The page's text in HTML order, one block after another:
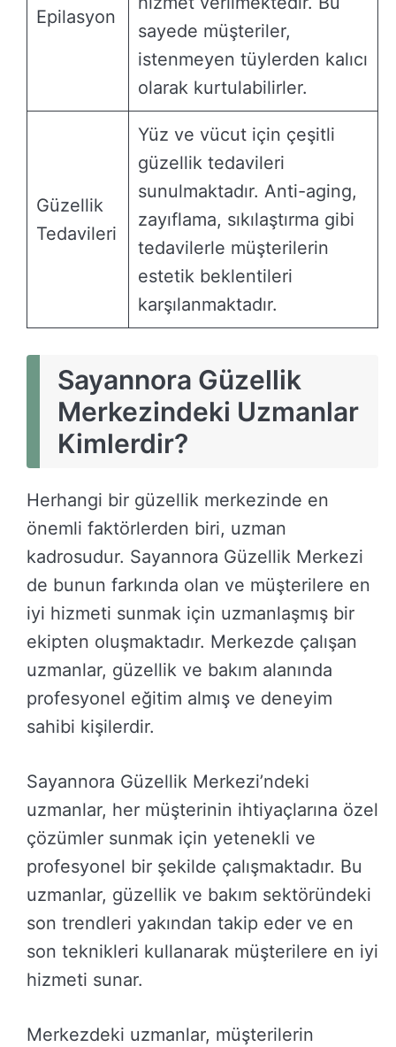
Epilasyon
sayede müşteriler,
istenmeyen tüylerden kalıcı
olarak kurtulabilirler.
Güzellik
Tedavileri
Yüz ve vücut için çeşitli
güzellik tedavileri
sunulmaktadır. Anti-aging,
zayıflama, sıkılaştırma gibi
tedavilerle müşterilerin
estetik beklentileri
karşılanmaktadır.
Sayannora Güzellik
Merkezindeki Uzmanlar
Kimlerdir?
Herhangi bir güzellik merkezinde en
önemli faktörlerden biri, uzman
kadrosudur. Sayannora Güzellik Merkezi
de bunun farkında olan ve müşterilere en
iyi hizmeti sunmak için uzmanlaşmış bir
ekipten oluşmaktadır. Merkezde çalışan
uzmanlar, güzellik ve bakım alanında
profesyonel eğitim almış ve deneyim
sahibi kişilerdir.
Sayannora Güzellik Merkezi’ndeki
uzmanlar, her müşterinin ihtiyaçlarına özel
çözümler sunmak için yetenekli ve
profesyonel bir şekilde çalışmaktadır. Bu
uzmanlar, güzellik ve bakım sektöründeki
son trendleri yakından takip eder ve en
son teknikleri kullanarak müşterilere en iyi
hizmeti sunar.
Merkezdeki uzmanlar, müşterilerin